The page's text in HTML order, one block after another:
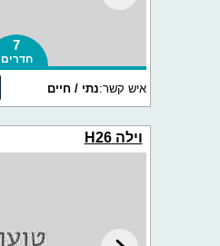
7
חדרים
איש קשר:נתי / חיים
וילה H26